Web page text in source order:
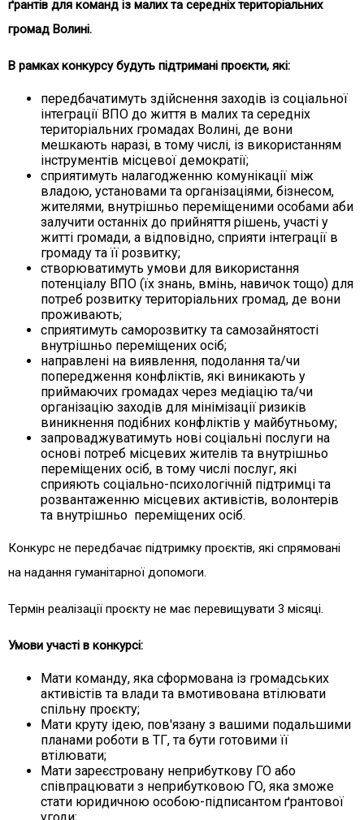
ґрантів для команд із малих та середніх територіальних
громад Волині.
В рамках конкурсу будуть підтримані проєкти, які:
передбачатимуть здійснення заходів із соціальної
інтеграції ВПО до життя в малих та середніх
територіальних громадах Волині, де вони
мешкають наразі, в тому числі, із використанням
інструментів місцевої демократії;
сприятимуть налагодженню комунікації між
владою, установами та організаціями, бізнесом,
жителями, внутрішньо переміщеними особами аби
залучити останніх до прийняття рішень, участі у
житті громади, а відповідно, сприяти інтеграції в
громаду та її розвитку;
створюватимуть умови для використання
потенціалу ВПО (їх знань, вмінь, навичок тощо) для
потреб розвитку територіальних громад, де вони
проживають;
сприятимуть саморозвитку та самозайнятості
внутрішньо переміщених осіб;
направлені на виявлення, подолання та/чи
попередження конфліктів, які виникають у
приймаючих громадах через медіацію та/чи
організацію заходів для мінімізації ризиків
виникнення подібних конфліктів у майбутньому;
запроваджуватимуть нові соціальні послуги на
основі потреб місцевих жителів та внутрішньо
переміщених осіб, в тому числі послуг, які
сприяють соціально-психологічній підтримці та
розвантаженню місцевих активістів, волонтерів
та внутрішньо переміщених осіб.
Конкурс не передбачає підтримку проєктів, які спрямовані
на надання гуманітарної допомоги.
Термін реалізації проєкту не має перевищувати 3 місяці.
Умови участі в конкурсі:
Мати команду, яка сформована із громадських
активістів та влади та вмотивована втілювати
спільну проєкту;
Мати круту ідею, пов'язану з вашими подальшими
планами роботи в ТГ, та бути готовими її
втілювати;
Мати зареєстровану неприбуткову ГО або
співпрацювати з неприбутковою ГО, яка зможе
стати юридичною особою-підписантом ґрантової